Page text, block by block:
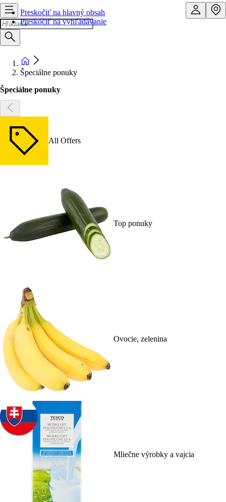
Preskočiť na hlavný obsah
Preskočiť na vyhľadávanie
Špeciálne ponuky
Špeciálne ponuky
All Offers
Top ponuky
Ovocie, zelenina
Mliečne výrobky a vajcia